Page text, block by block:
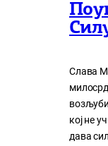
Слава
кој нe
дава